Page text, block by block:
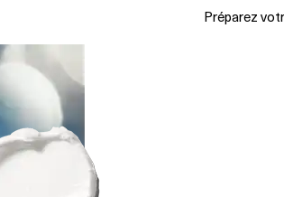
Préparez